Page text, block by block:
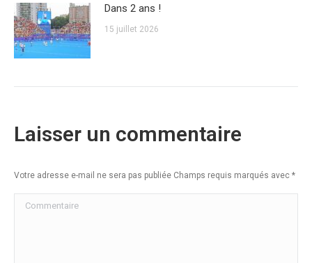
Dans 2 ans !
15 juillet 2026
Laisser un commentaire
Votre adresse e-mail ne sera pas publiée Champs requis marqués avec *
Commentaire